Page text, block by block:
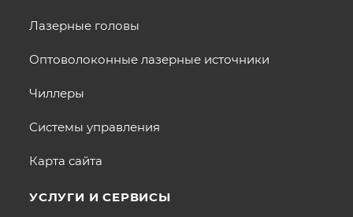
Лазерные головы
Оптоволоконные лазерные источники
Чиллеры
Системы управления
Карта сайта
УСЛУГИ И СЕРВИСЫ